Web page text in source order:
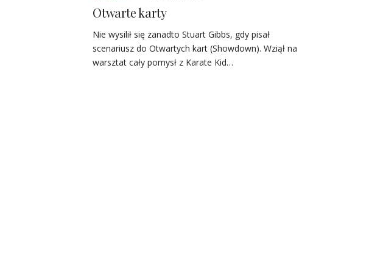
Otwarte karty
Nie wysilił się zanadto Stuart Gibbs, gdy pisał
scenariusz do Otwartych kart (Showdown). Wziął na
warsztat cały pomysł z Karate Kid…